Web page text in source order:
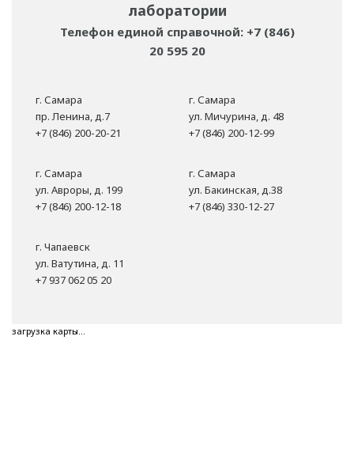
лаборатории
Телефон единой справочной: +7 (846)
20 595 20
г. Самара
пр. Ленина, д.7
+7 (846) 200-20-21
г. Самара
ул. Мичурина, д. 48
+7 (846) 200-12-99
г. Самара
ул. Авроры, д. 199
+7 (846) 200-12-18
г. Самара
ул. Бакинская, д.38
+7 (846) 330-12-27
г. Чапаевск
ул. Ватутина, д. 11
+7 937 062 05 20
загрузка карты...